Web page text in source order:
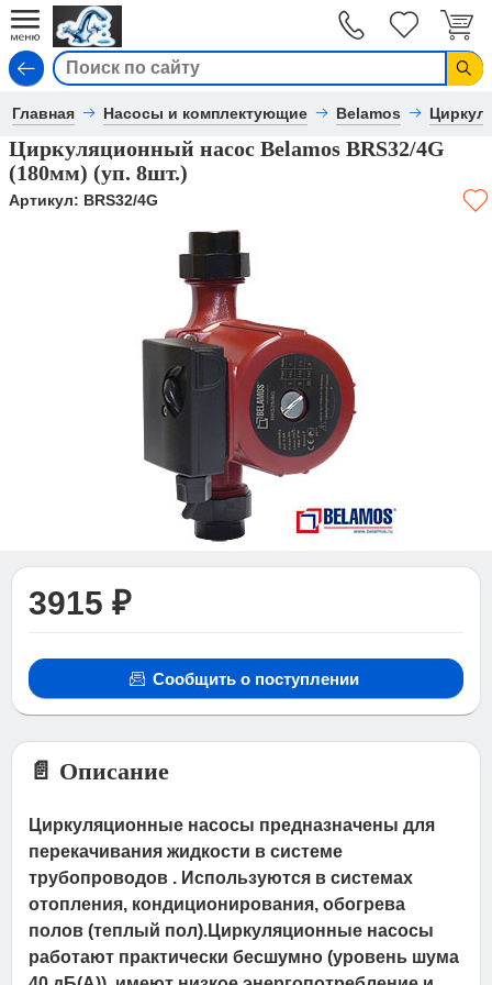
Главная Насосы и комплектующие Belamos
Циркуляционный насос Belamos BRS32/4G
(180мм) (уп. 8шт.)
Артикул: BRS32/4G
3915 ₽
Сообщить о поступлении
📄 Описание
Циркуляционные насосы предназначены для
перекачивания жидкости в системе
трубопроводов . Используются в системах
отопления, кондиционирования, обогрева
полов (теплый пол).Циркуляционные насосы
работают практически бесшумно (уровень шума